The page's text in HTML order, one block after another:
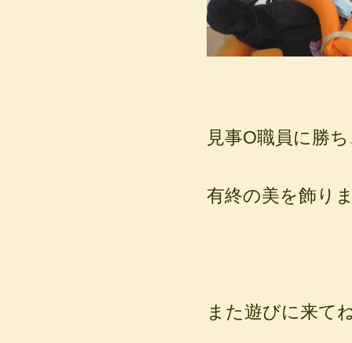
見事O職員に勝
有終の美を飾り
また遊びに来て